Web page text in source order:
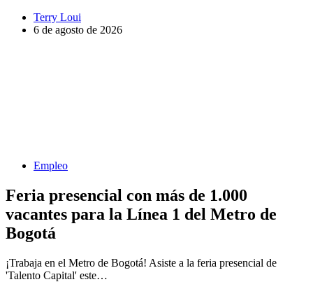
Terry Loui
6 de agosto de 2026
Empleo
Feria presencial con más de 1.000
vacantes para la Línea 1 del Metro de
Bogotá
¡Trabaja en el Metro de Bogotá! Asiste a la feria presencial de
'Talento Capital' este…